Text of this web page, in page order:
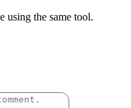
using the same tool.